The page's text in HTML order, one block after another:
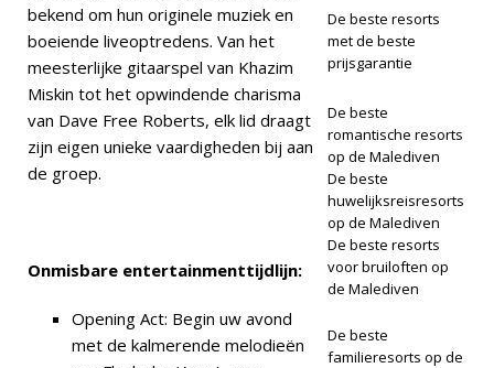
bekend om hun originele muziek en
boeiende liveoptredens. Van het
meesterlijke gitaarspel van Khazim
Miskin tot het opwindende charisma
van Dave Free Roberts, elk lid draagt
zijn eigen unieke vaardigheden bij aan
de groep.
Onmisbare entertainmenttijdlijn:
Opening Act: Begin uw avond
met de kalmerende melodieën
De beste resorts
met de beste
prijsgarantie
De beste
romantische resorts
op de Malediven
De beste
huwelijksreisresorts
op de Malediven
De beste resorts
voor bruiloften op
de Malediven
De beste
familieresorts op de